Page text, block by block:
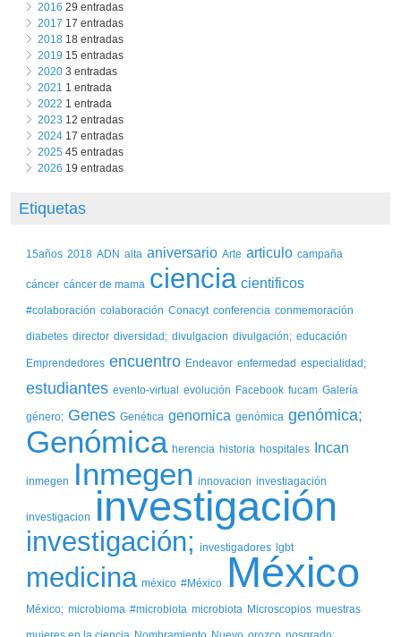
2016 29 entradas
2017 17 entradas
2018 18 entradas
2019 15 entradas
2020 3 entradas
2021 1 entrada
2022 1 entrada
2023 12 entradas
2024 17 entradas
2025 45 entradas
2026 19 entradas
Etiquetas
15años 2018 ADN alta aniversario Arte articulo campaña
cáncer cáncer de mama ciencia cientificos
#colaboración colaboración Conacyt conferencia conmemoración
diabetes director diversidad; divulgacion divulgación; educación
Emprendedores encuentro Endeavor enfermedad especialidad;
estudiantes evento-virtual evolución Facebook fucam Galería
género; Genes Genética genomica genómica genómica;
Genómica herencia historia hospitales Incan
inmegen Inmegen innovacion investiagación
investigacion investigación
investigación; investigadores lgbt
medicina méxico #México México
México; microbioma #microbiota microbiota Microscopios muestras